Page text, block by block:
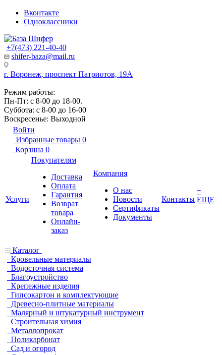
Вконтакте
Одноклассники
+7(473) 221-40-40
shifer-baza@mail.ru
г. Воронеж, проспект Патриотов, 19А
Режим работы:
Пн-Пт: с 8-00 до 18-00.
Суббота: с 8-00 до 16-00
Воскресенье: Выходной
Войти
Избранные товары 0
Корзина 0
Услуги
Покупателям
Доставка
Оплата
Гарантия
Возврат
товара
Онлайн-
заказ
Компания
О нас
Новости
Сертификаты
Документы
Контакты
+
ЕЩЕ
Каталог
Кровельные материалы
Водосточная система
Благоустройство
Крепежные изделия
Гипсокартон и комплектующие
Древесно-плитные материалы
Малярный и штукатурный инструмент
Строительная химия
Металлопрокат
Поликарбонат
Сад и огород